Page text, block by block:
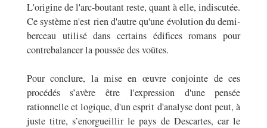
L'origine de l'arc-boutant reste, quant à elle, indiscutée.
Ce système n'est rien d'autre qu'une évolution du demi-
berceau utilisé dans certains édifices romans pour
contrebalancer la poussée des voûtes.
Pour conclure, la mise en œuvre conjointe de ces
procédés s’avère être l'expression d'une pensée
rationnelle et logique, d'un esprit d'analyse dont peut, à
juste titre, s’enorgueillir le pays de Descartes, car le